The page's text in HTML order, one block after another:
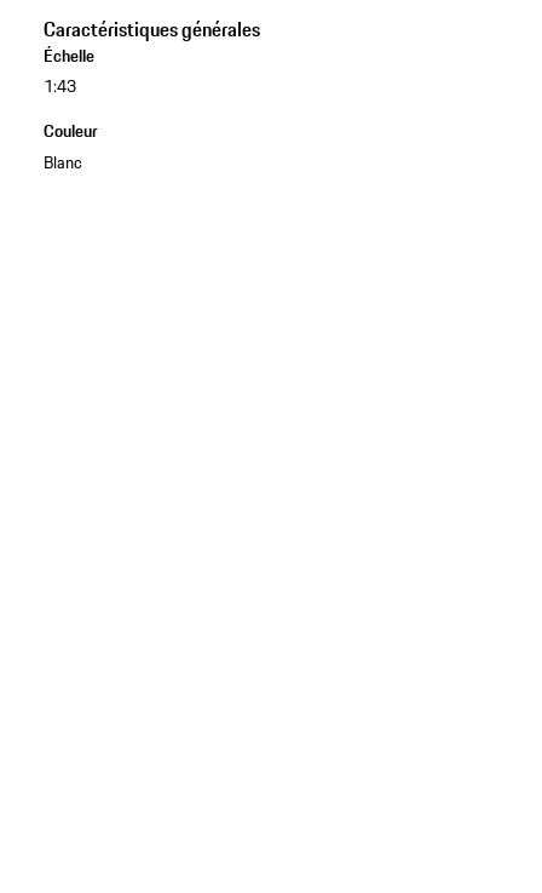
Caractéristiques générales
Échelle
1:43
Couleur
Blanc